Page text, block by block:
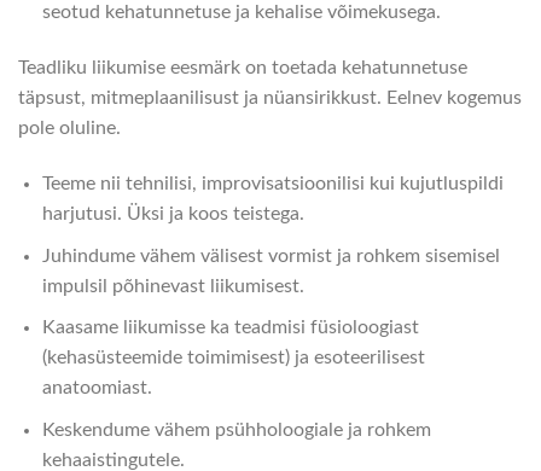
seotud kehatunnetuse ja kehalise võimekusega.
Teadliku liikumise eesmärk on toetada kehatunnetuse
täpsust, mitmeplaanilisust ja nüansirikkust. Eelnev kogemus
pole oluline.
Teeme nii tehnilisi, improvisatsioonilisi kui kujutluspildi
harjutusi. Üksi ja koos teistega.
Juhindume vähem välisest vormist ja rohkem sisemisel
impulsil põhinevast liikumisest.
Kaasame liikumisse ka teadmisi füsioloogiast
(kehasüsteemide toimimisest) ja esoteerilisest
anatoomiast.
Keskendume vähem psühholoogiale ja rohkem
kehaaistingutele.